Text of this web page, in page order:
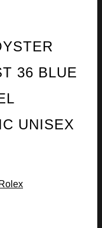
36 BLUE
UNISEX
Rolex